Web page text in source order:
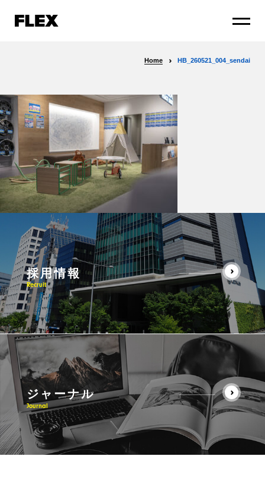
Home HB_260521_004_sendai
採用情報
Recruit
ジャーナル
Journal